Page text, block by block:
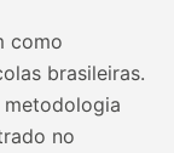
como
brasileiras.
no